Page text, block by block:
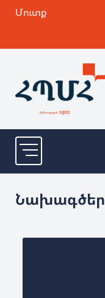
Մուտք
Նախագծեր